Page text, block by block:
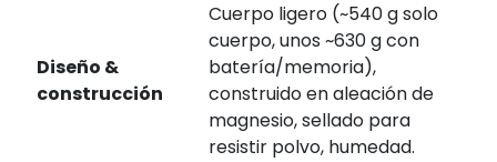
Diseño &
construcción
Cuerpo ligero (~540 g solo
cuerpo, unos ~630 g con
batería/memoria),
construido en aleación de
magnesio, sellado para
resistir polvo, humedad.